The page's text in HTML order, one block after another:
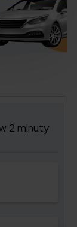
2 minuty